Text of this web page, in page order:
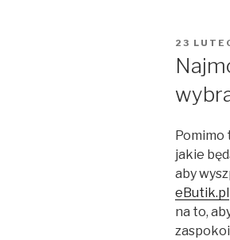
23
Pomimo
jakie
aby
eButik.pl
na to,